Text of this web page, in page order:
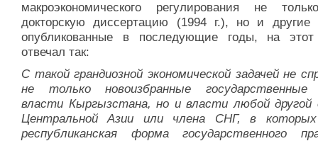
макроэкономического регулирования не
докторскую диссертацию (1994 г.), но и другие
опубликованные в последующие годы, на этот
отвечал так:
С такой грандиозной экономической задачей не
не только новоизбранные государственные
власти Кыргызстана, но и власти любой
Центральной Азии или члена СНГ, в
республиканская форма государственного